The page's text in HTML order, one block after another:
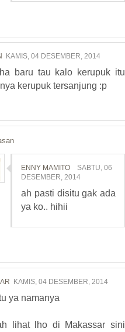
KAMIS, 04 DESEMBER, 2014
baru tau kalo kerupuk itu
kerupuk tersanjung :p
ENNY MAMITO
SABTU, 06
DESEMBER, 2014
ah pasti disitu gak ada
ya ko.. hihii
KAMIS, 04 DESEMBER, 2014
ya namanya
lihat lho di Makassar sini